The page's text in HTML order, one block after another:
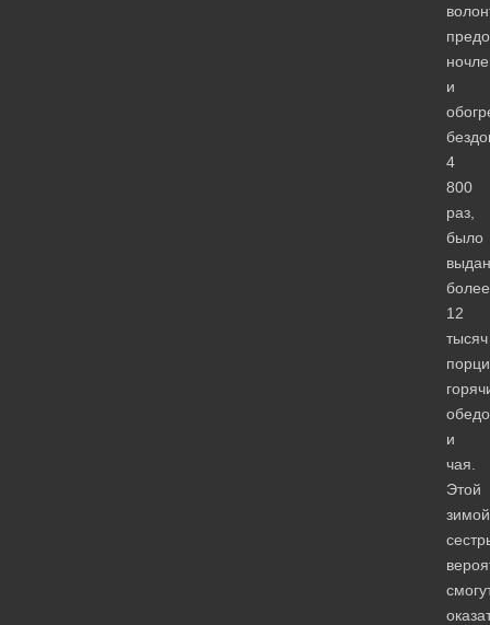
и
4
800
раз,
было
более
12
тысяч
и
чая.
Этой
зимой